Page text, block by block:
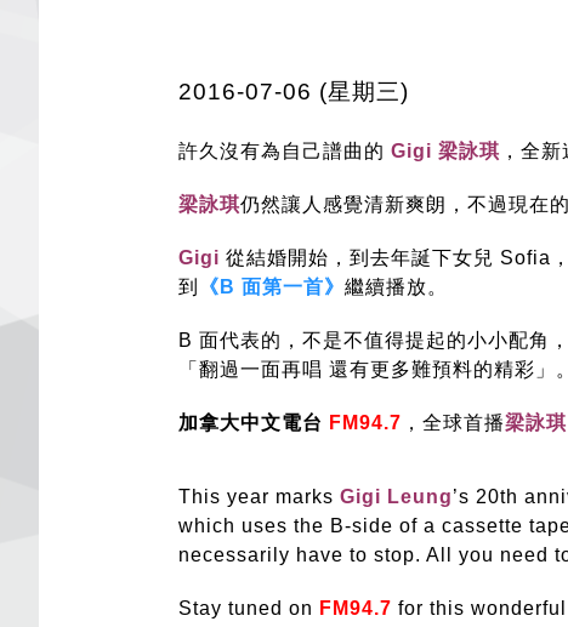
2016-07-06 (星期三)
許久沒有為自己譜曲的 Gigi 梁詠琪 ，全
梁詠琪仍然讓人感覺清新爽朗，不過現在的
Gigi 從結婚開始，到去年誕下女兒 Sofia
到
《B 面第一首》 繼續播放。
B 面代表的，不是不值得提起的小小配角
「翻過一面再唱 還有更多難預料的精彩」。
加拿大中文電台 FM94.7 ，全球首播梁詠琪
This year marks Gigi Leung’s 20th
which uses the B-side of a cassette
necessarily have to stop. All you need
Stay tuned on FM94.7 for this